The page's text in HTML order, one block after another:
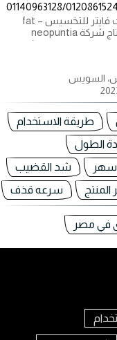
حبوب فات فايتر للتخسيس – fat
fighter انتاج شركة neopuntia
للمساعدة على سد الشهية
السويس
طريقة الاستخدام
الطول
سهر
شد القضيب
سرعه قذف
في مصر